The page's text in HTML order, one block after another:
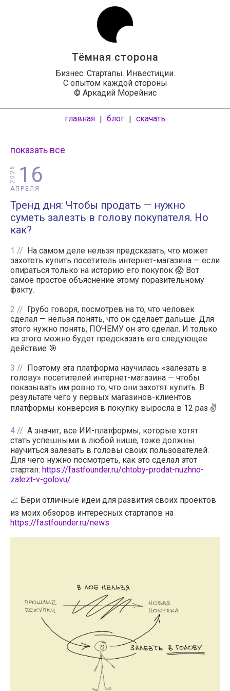
Тёмная сторона
Бизнес. Стартапы. Инвестиции.
С опытом каждой стороны
© Аркадий Морейнис
главная | блог | скачать
показать все
16
АПРЕЛЯ
2026
Тренд дня: Чтобы продать — нужно
суметь залезть в голову покупателя. Но
как?
1
На самом деле нельзя предсказать, что может
захотеть купить посетитель интернет-магазина — если
опираться только на историю его покупок 😱 Вот
самое простое объяснение этому поразительному
факту.
2
Грубо говоря, посмотрев на то, что человек
сделал — нельзя понять, что он сделает дальше. Для
этого нужно понять, ПОЧЕМУ он это сделал. И только
из этого можно будет предсказать его следующее
действие 🎯
3
Поэтому эта платформа научилась «залезать в
голову» посетителей интернет-магазина — чтобы
показывать им ровно то, что они захотят купить. В
результате чего у первых магазинов-клиентов
платформы конверсия в покупку выросла в 12 раз ✌️
4
А значит, все ИИ-платформы, которые хотят
стать успешными в любой нише, тоже должны
научиться залезать в головы своих пользователей.
Для чего нужно посмотреть, как это сделал этот
стартап: https://fastfounder.ru/chtoby-prodat-nuzhno-
zalezt-v-golovu/
📈 Бери отличные идеи для развития своих проектов
из моих обзоров интересных стартапов на
https://fastfounder.ru/news